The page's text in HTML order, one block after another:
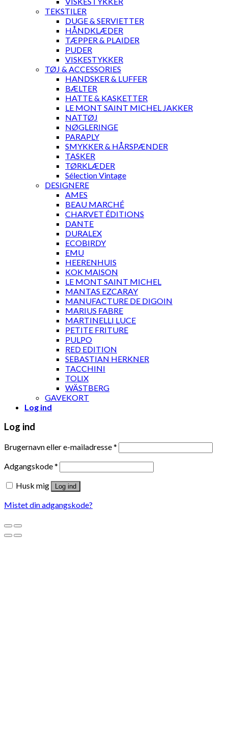
TEKSTILER
DUGE & SERVIETTER
HÅNDKLÆDER
TÆPPER & PLAIDER
PUDER
VISKESTYKKER
TØJ & ACCESSORIES
HANDSKER & LUFFER
BÆLTER
HATTE & KASKETTER
LE MONT SAINT MICHEL JAKKER
NATTØJ
NØGLERINGE
PARAPLY
SMYKKER & HÅRSPÆNDER
TASKER
TØRKLÆDER
Sélection Vintage
DESIGNERE
AMES
BEAU MARCHÉ
CHARVET ÉDITIONS
DANTE
DURALEX
ECOBIRDY
EMU
HEERENHUIS
KOK MAISON
LE MONT SAINT MICHEL
MANTAS EZCARAY
MANUFACTURE DE DIGOIN
MARIUS FABRE
MARTINELLI LUCE
PETITE FRITURE
PULPO
RED EDITION
SEBASTIAN HERKNER
TACCHINI
TOLIX
WÄSTBERG
GAVEKORT
Log ind
Log ind
Brugernavn eller e-mailadresse*
Adgangskode*
Husk mig
Log ind
Mistet din adgangskode?